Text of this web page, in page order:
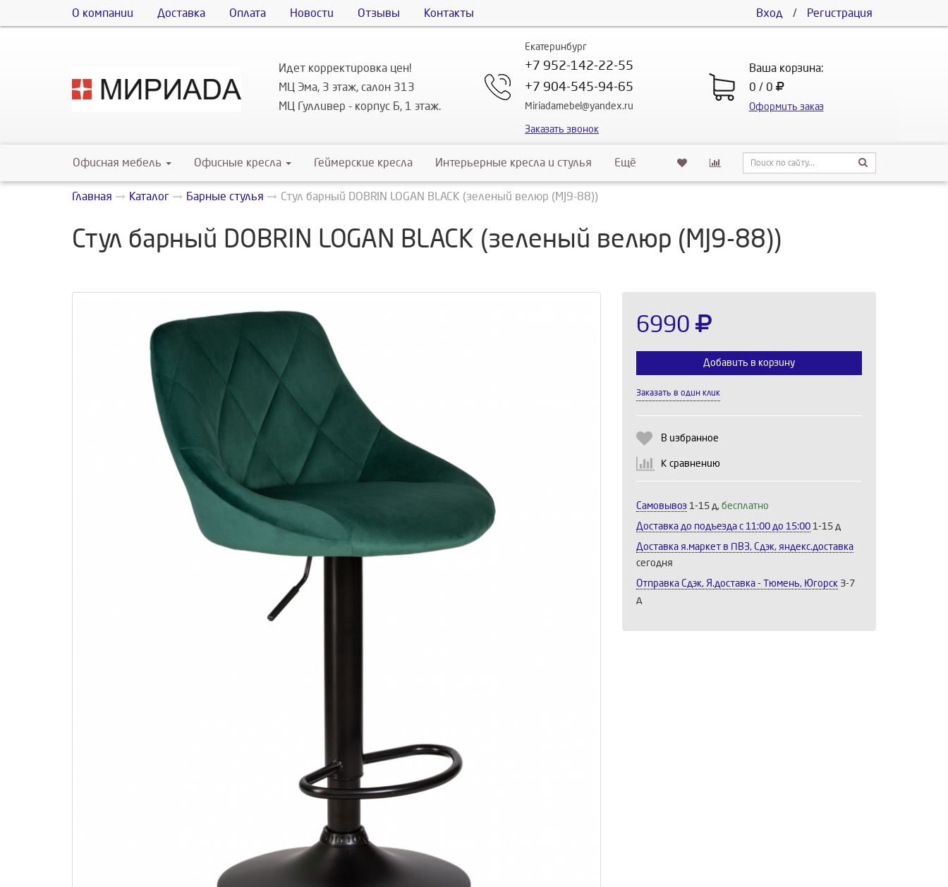
О компании Доставка Оплата Новости Отзывы Контакты Вход / Регистрация
Идет корректировка цен!
МЦ Эма, 3 этаж, салон 313
МЦ Гулливер - корпус Б, 1 этаж.
Екатеринбург
+7 952-142-22-55
+7 904-545-94-65
Miriadamebel@yandex.ru
Заказать звонок
Ваша корзина:
0 / 0
Оформить заказ
Офисная мебель Офисные кресла Геймерские кресла Интерьерные кресла и стулья Ещё
Главная Каталог Барные стулья Стул барный DOBRIN LOGAN BLACK (зеленый велюр (MJ9-88))
Стул барный DOBRIN LOGAN BLACK (зеленый велюр (MJ9-88))
6990
Добавить в корзину
Заказать в один клик
В избранное
К сравнению
Самовывоз 1-15 д, бесплатно
Доставка до подъезда c 11:00 до 15:00 1-15 д
Доставка я.маркет в ПВЗ, Сдэк, яндекс.доставка
сегодня
Отправка Сдэк, Я.доставка - Тюмень, Югорск 3-7
д